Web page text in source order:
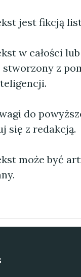
jest fikcją
w całości
stworzony z
do
się z redakcją.
może być